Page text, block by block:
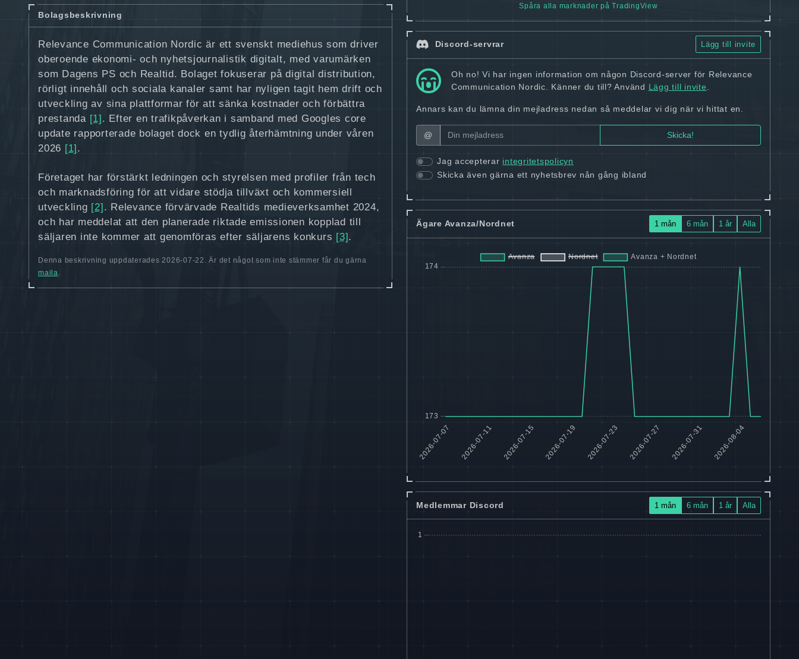
Bolagsbeskrivning
Relevance Communication Nordic är ett svenskt mediehus som driver
oberoende ekonomi- och nyhetsjournalistik digitalt, med varumärken
som Dagens PS och Realtid. Bolaget fokuserar på digital distribution,
rörligt innehåll och sociala kanaler samt har nyligen tagit hem drift och
utveckling av sina plattformar för att sänka kostnader och förbättra
prestanda [1] . Efter en trafikpåverkan i samband med Googles core
update rapporterade bolaget dock en tydlig återhämtning under våren
2026 [1] .
Företaget har förstärkt ledningen och styrelsen med profiler från tech
och marknadsföring för att vidare stödja tillväxt och kommersiell
utveckling [2] . Relevance förvärvade Realtids medieverksamhet 2024,
och har meddelat att den planerade riktade emissionen kopplad till
säljaren inte kommer att genomföras efter säljarens konkurs [3] .
Denna beskrivning uppdaterades 2026-07-22. Är det något som inte stämmer får du gärna
maila.
Spåra alla marknader på TradingView
Discord-servrar Lägg till invite
Oh no! Vi har ingen information om någon Discord-server för Relevance
Communication Nordic. Känner du till? Använd Lägg till invite
Annars kan du lämna din mejladress nedan så meddelar vi dig när vi hittat en.
@
Jag accepterar integritetspolicyn
Skicka även gärna ett nyhetsbrev nån gång ibland
Ägare Avanza/Nordnet 1 mån 6 mån 1 år Alla
Medlemmar Discord 1 mån 6 mån 1 år Alla